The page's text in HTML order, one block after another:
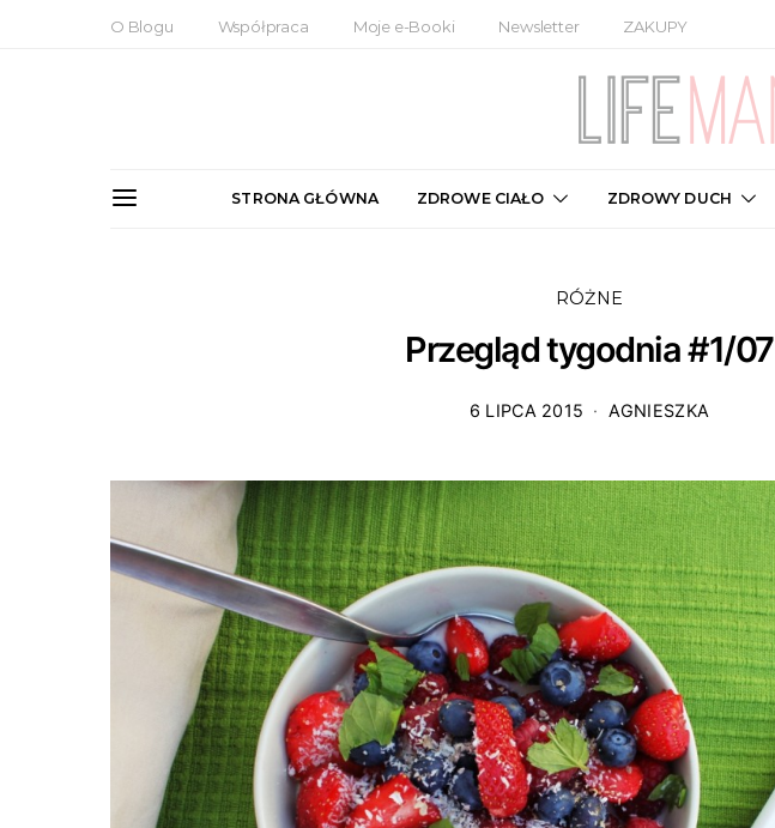
O Blogu Współpraca Moje e-Booki Newsletter ZAKUPY
STRONA GŁÓWNA ZDROWE CIAŁO ZDROWY DUCH
RÓŻNE
Przegląd tygodnia #1/07
6 LIPCA 2015 AGNIESZKA